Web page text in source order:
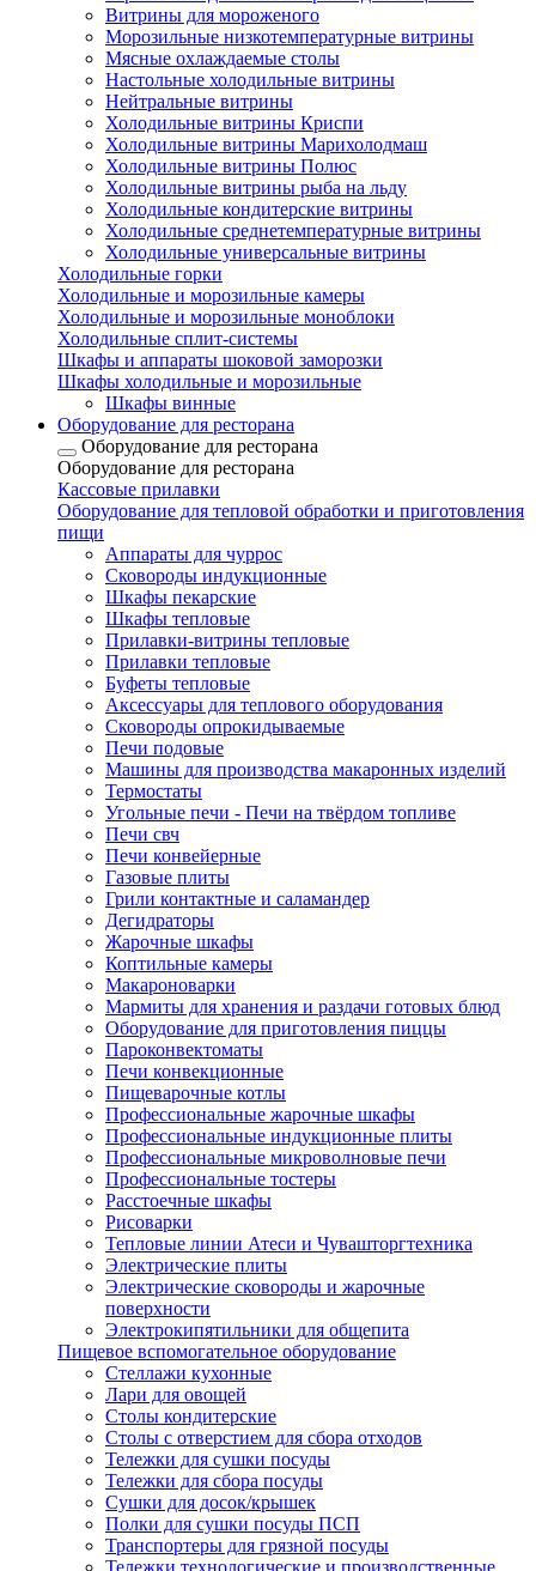
Витрины для мороженого
Морозильные низкотемпературные витрины
Мясные охлаждаемые столы
Настольные холодильные витрины
Нейтральные витрины
Холодильные витрины Криспи
Холодильные витрины Марихолодмаш
Холодильные витрины Полюс
Холодильные витрины рыба на льду
Холодильные кондитерские витрины
Холодильные среднетемпературные витрины
Холодильные универсальные витрины
Холодильные горки
Холодильные и морозильные камеры
Холодильные и морозильные моноблоки
Холодильные сплит-системы
Шкафы и аппараты шоковой заморозки
Шкафы холодильные и морозильные
Шкафы винные
Оборудование для ресторана
Оборудование для ресторана
Оборудование для ресторана
Кассовые прилавки
Оборудование для тепловой обработки и приготовления
пищи
Аппараты для чуррос
Сковороды индукционные
Шкафы пекарские
Шкафы тепловые
Прилавки-витрины тепловые
Прилавки тепловые
Буфеты тепловые
Аксессуары для теплового оборудования
Сковороды опрокидываемые
Печи подовые
Машины для производства макаронных изделий
Термостаты
Угольные печи - Печи на твёрдом топливе
Печи свч
Печи конвейерные
Газовые плиты
Грили контактные и саламандер
Дегидраторы
Жарочные шкафы
Коптильные камеры
Макароноварки
Мармиты для хранения и раздачи готовых блюд
Оборудование для приготовления пиццы
Пароконвектоматы
Печи конвекционные
Пищеварочные котлы
Профессиональные жарочные шкафы
Профессиональные индукционные плиты
Профессиональные микроволновые печи
Профессиональные тостеры
Расстоечные шкафы
Рисоварки
Тепловые линии Атеси и Чувашторгтехника
Электрические плиты
Электрические сковороды и жарочные
поверхности
Электрокипятильники для общепита
Пищевое вспомогательное оборудование
Стеллажи кухонные
Лари для овощей
Столы кондитерские
Столы с отверстием для сбора отходов
Тележки для сушки посуды
Тележки для сбора посуды
Сушки для досок/крышек
Полки для сушки посуды ПСП
Транспортеры для грязной посуды
Тележки технологические и производственные